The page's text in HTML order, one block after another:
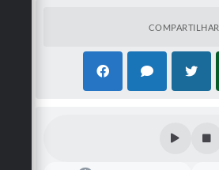
COMPARTILHAR